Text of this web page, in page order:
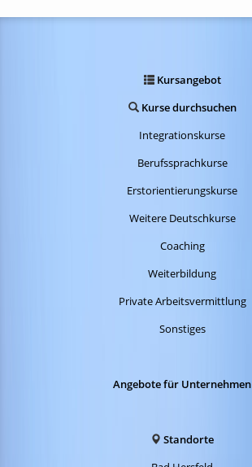
Kursangebot
Kurse durchsuchen
Integrationskurse
Berufssprachkurse
Erstorientierungskurse
Weitere Deutschkurse
Coaching
Weiterbildung
Private Arbeitsvermittlung
Sonstiges
Angebote für Unternehmen
Standorte